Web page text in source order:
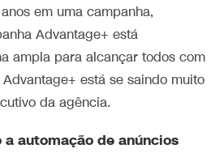
em uma campanha,
Advantage+ está
ampla para alcançar todos com
Advantage+ está se saindo muito
da agência.
a automação de anúncios